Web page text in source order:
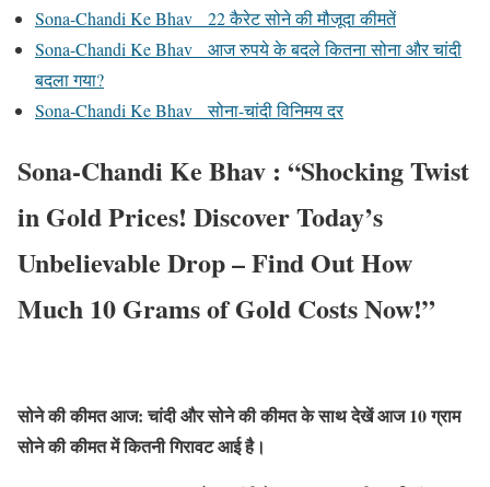
Sona-Chandi Ke Bhav 22 कैरेट सोने की मौजूदा कीमतें
Sona-Chandi Ke Bhav आज रुपये के बदले कितना सोना और चांदी
बदला गया?
Sona-Chandi Ke Bhav सोना-चांदी विनिमय दर
Sona-Chandi Ke Bhav : “Shocking Twist
in Gold Prices! Discover Today’s
Unbelievable Drop – Find Out How
Much 10 Grams of Gold Costs Now!”
सोने की कीमत आज: चांदी और सोने की कीमत के साथ देखें आज 10 ग्राम
सोने की कीमत में कितनी गिरावट आई है।